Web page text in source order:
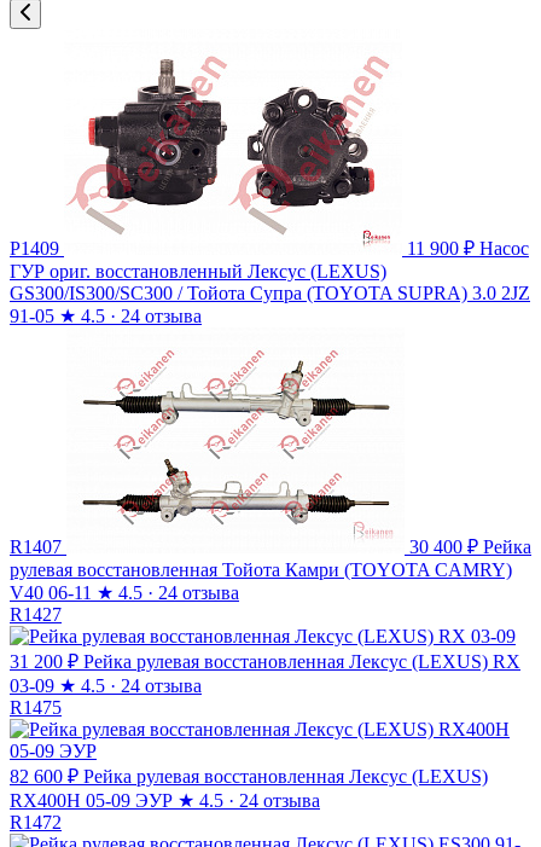
P1409 11 900 ₽ Насос
ГУР ориг. восстановленный Лексус (LEXUS)
GS300/IS300/SC300 / Тойота Супра (TOYOTA SUPRA) 3.0 2JZ
91-05 ★ 4.5 · 24 отзыва
R1407 30 400 ₽ Рейка
рулевая восстановленная Тойота Камри (TOYOTA CAMRY)
V40 06-11 ★ 4.5 · 24 отзыва
R1427
31 200 ₽ Рейка рулевая восстановленная Лексус (LEXUS) RX
03-09 ★ 4.5 · 24 отзыва
R1475
82 600 ₽ Рейка рулевая восстановленная Лексус (LEXUS)
RX400H 05-09 ЭУР ★ 4.5 · 24 отзыва
R1472